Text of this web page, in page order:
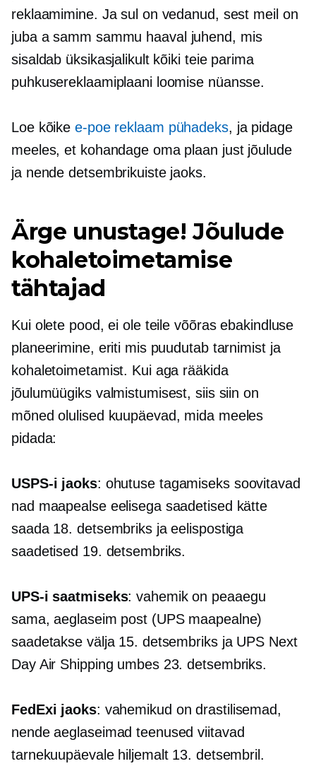
reklaamimine. Ja sul on vedanud, sest meil on
juba asamm sammu haaval juhend, mis
sisaldab üksikasjalikult kõiki teie parima
puhkusereklaamiplaani loomise nüansse.
Loe kõikee-poe reklaam pühadeks, ja pidage
meeles, et kohandage oma plaan just jõulude
ja nende detsembrikuiste jaoks.
Ärge unustage! Jõulude
kohaletoimetamise
tähtajad
Kui olete pood, ei ole teile võõras ebakindluse
planeerimine, eriti mis puudutab tarnimist ja
kohaletoimetamist. Kui aga rääkida
jõulumüügiks valmistumisest, siis siin on
mõned olulised kuupäevad, mida meeles
pidada:
USPS-i jaoks: ohutuse tagamiseks soovitavad
nad maapealse eelisega saadetised kätte
saada 18. detsembriks ja eelispostiga
saadetised 19. detsembriks.
UPS-i saatmiseks: vahemik on peaaegu
sama, aeglaseim post (UPS maapealne)
saadetakse välja 15. detsembriks ja UPS Next
Day Air Shipping umbes 23. detsembriks.
FedExi jaoks: vahemikud on drastilisemad,
nende aeglaseimad teenused viitavad
tarnekuupäevale hiljemalt 13. detsembril.